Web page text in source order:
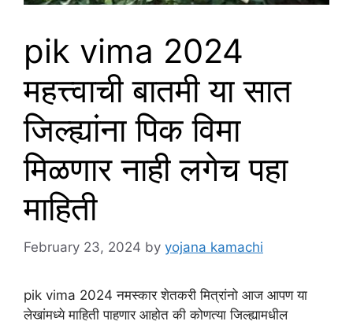
pik vima 2024
महत्त्वाची बातमी या सात
जिल्ह्यांना पिक विमा
मिळणार नाही लगेच पहा
माहिती
February 23, 2024 by yojana kamachi
pik vima 2024 नमस्कार शेतकरी मित्रांनो आज आपण या
लेखांमध्ये माहिती पाहणार आहोत की कोणत्या जिल्ह्यामधील